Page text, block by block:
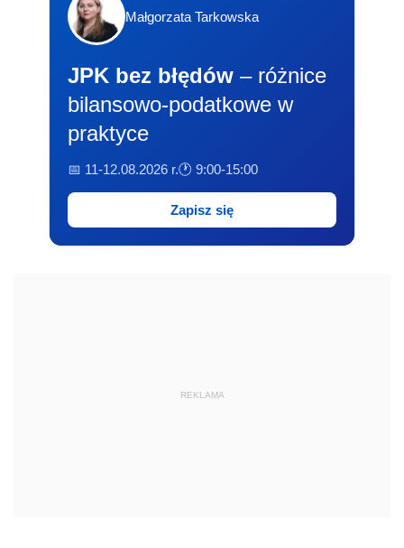
Małgorzata Tarkowska
JPK bez błędów – różnice
bilansowo-podatkowe w
praktyce
📅 11-12.08.2026 r.🕐 9:00-15:00
Zapisz się
REKLAMA